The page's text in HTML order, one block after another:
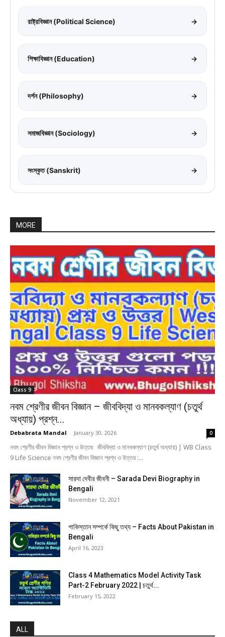
রাষ্ট্রবিজ্ঞান (Political Science) →
শিক্ষাবিজ্ঞান (Education) →
দর্শন (Philosophy) →
সমাজবিজ্ঞান (Sociology) →
সংস্কৃত (Sanskrit) →
MORE
Class 9
নবম শ্রেণীর জীবন বিজ্ঞান – জীববিদ্যা ও মানবকল্যাণ (চতুর্থ
অধ্যায়) প্রশ্ন...
Debabrata Mandal - January 30, 2026 0
নবম শ্রেণীর জীবন বিজ্ঞান প্রশ্ন ও উত্তর জীববিদ্যা ও মানবকল্যাণ (চতুর্থ অধ্যায়) | WB Class
9 Life Science নবম শ্রেণীর জীবন বিজ্ঞান প্রশ্ন ও উত্তর :...
সারদা দেবীর জীবনী – Sarada Devi Biography in
Bengali
November 12, 2021
পাকিস্তান সম্পর্কে কিছু তথ্য – Facts About Pakistan in
Bengali
April 16, 2023
Class 4 Mathematics Model Activity Task
Part-2 February 2022 | চতুর্থ...
February 15, 2022
ALL